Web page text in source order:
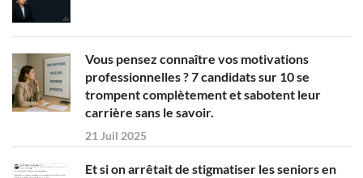
Vous pensez connaître vos motivations
professionnelles ? 7 candidats sur 10 se
trompent complètement et sabotent leur
carrière sans le savoir.
21 Juil 2025
Et si on arrêtait de stigmatiser les seniors en